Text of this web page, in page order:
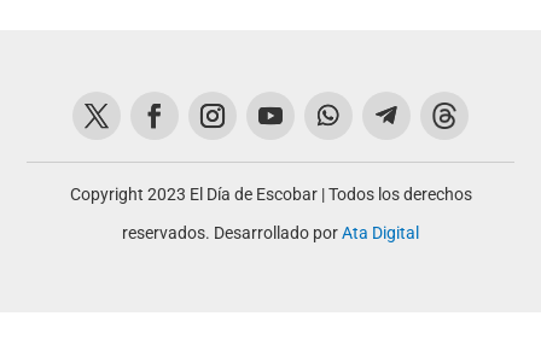
Copyright 2023 El Día de Escobar | Todos los derechos
reservados. Desarrollado porAta Digital